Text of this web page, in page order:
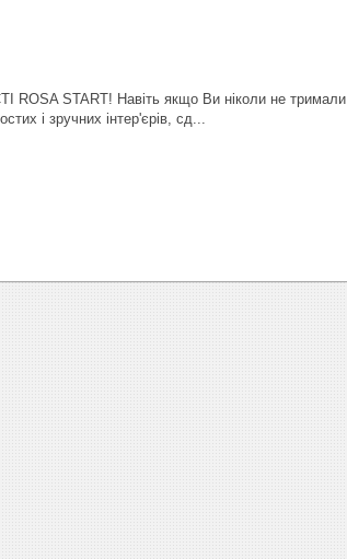
START! Навіть якщо Ви ніколи не тримали
і зручних інтер'єрів, сд...